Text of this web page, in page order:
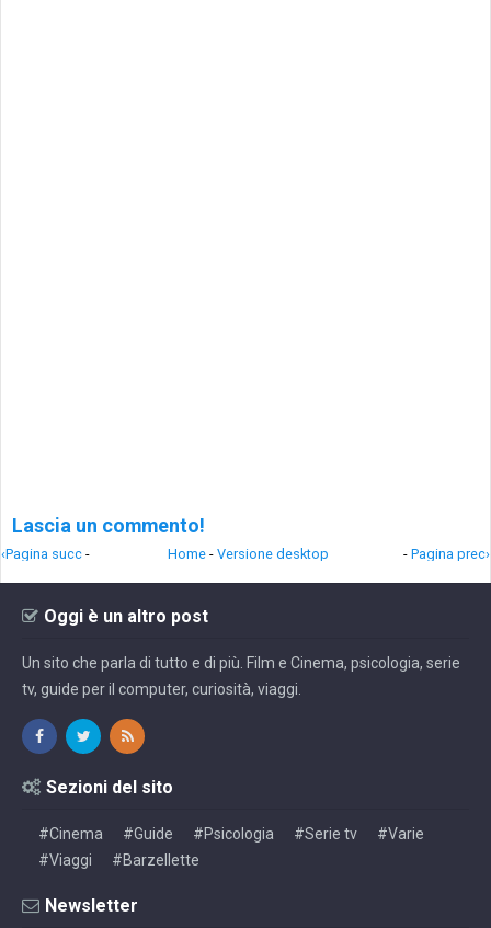
Lascia un commento!
‹Pagina succ - - Pagina prec›
Home - Versione desktop
Oggi è un altro post
Un sito che parla di tutto e di più. Film e Cinema, psicologia, serie
tv, guide per il computer, curiosità, viaggi.
Sezioni del sito
#Cinema #Guide #Psicologia #Serie tv
#Varie
#Viaggi
#Barzellette
Newsletter